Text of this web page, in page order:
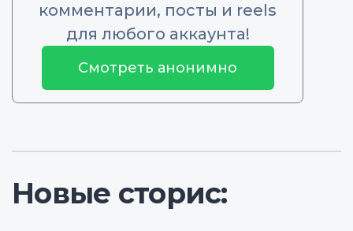
комментарии, посты и reels
для любого аккаунта!
Смотреть анонимно
Новые сторис: